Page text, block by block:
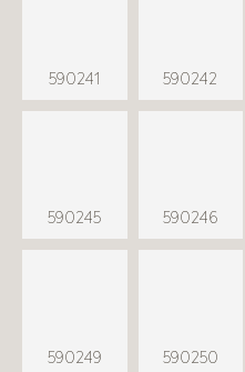
590241 590242
590245 590246
590249 590250